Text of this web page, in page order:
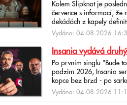
Kolem Slipknot je
července s informací, že
dekádách z kapely
Vydáno: 04.08.2026
Insania vydává
Po prvním singlu "Bude
podzim 2026, Insania
kopce bez brzd - po
Vydáno: 04.08.2026